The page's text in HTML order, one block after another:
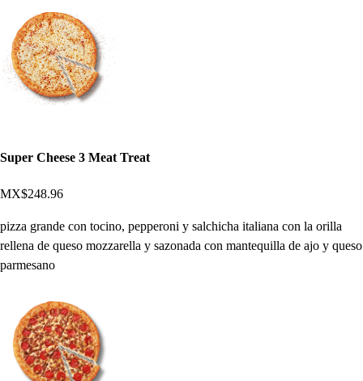
Super Cheese 3 Meat Treat
MX$248.96
pizza grande con tocino, pepperoni y salchicha italiana con la orilla
rellena de queso mozzarella y sazonada con mantequilla de ajo y queso
parmesano